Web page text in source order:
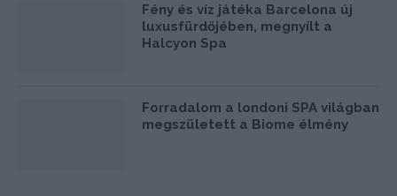
Fény és víz játéka Barcelona új
luxusfürdőjében, megnyílt a
Halcyon Spa
Forradalom a londoni SPA világban
megszületett a Biome élmény